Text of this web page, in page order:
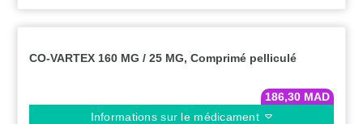
CO-VARTEX 160 MG / 25 MG, Comprimé pelliculé
186,30 MAD
Informations sur le médicament